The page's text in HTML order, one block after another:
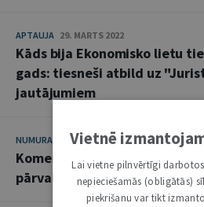
APTAUJA 29. MARTS 2022
Kāds bija Ekonomisko lietu
gads: tiesneši atbild uz
jautājumiem
NUMURA TĒMA 22. JŪLIJS 2014
Komerctiesību aktualitātes:
pārvaldības jautājumi
Vietnē
Lai vietne pilnvērtīgi
nepieciešamās (obligātās)
piekrišanu var tikt